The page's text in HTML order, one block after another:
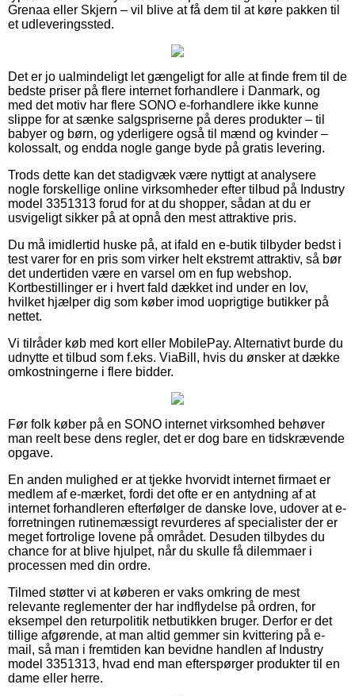
Grenaa eller Skjern – vil blive at få dem til at køre pakken til
et udleveringssted.
Det er jo ualmindeligt let gængeligt for alle at finde frem til de
bedste priser på flere internet forhandlere i Danmark, og
med det motiv har flere SONO e-forhandlere ikke kunne
slippe for at sænke salgspriserne på deres produkter – til
babyer og børn, og yderligere også til mænd og kvinder –
kolossalt, og endda nogle gange byde på gratis levering.
Trods dette kan det stadigvæk være nyttigt at analysere
nogle forskellige online virksomheder efter tilbud på Industry
model 3351313 forud for at du shopper, sådan at du er
usvigeligt sikker på at opnå den mest attraktive pris.
Du må imidlertid huske på, at ifald en e-butik tilbyder bedst i
test varer for en pris som virker helt ekstremt attraktiv, så bør
det undertiden være en varsel om en fup webshop.
Kortbestillinger er i hvert fald dækket ind under en lov,
hvilket hjælper dig som køber imod uoprigtige butikker på
nettet.
Vi tilråder køb med kort eller MobilePay. Alternativt burde du
udnytte et tilbud som f.eks. ViaBill, hvis du ønsker at dække
omkostningerne i flere bidder.
Før folk køber på en SONO internet virksomhed behøver
man reelt bese dens regler, det er dog bare en tidskrævende
opgave.
En anden mulighed er at tjekke hvorvidt internet firmaet er
medlem af e-mærket, fordi det ofte er en antydning af at
internet forhandleren efterfølger de danske love, udover at e-
forretningen rutinemæssigt revurderes af specialister der er
meget fortrolige lovene på området. Desuden tilbydes du
chance for at blive hjulpet, når du skulle få dilemmaer i
processen med din ordre.
Tilmed støtter vi at køberen er vaks omkring de mest
relevante reglementer der har indflydelse på ordren, for
eksempel den returpolitik netbutikken bruger. Derfor er det
tillige afgørende, at man altid gemmer sin kvittering på e-
mail, så man i fremtiden kan bevidne handlen af Industry
model 3351313, hvad end man efterspørger produkter til en
dame eller herre.